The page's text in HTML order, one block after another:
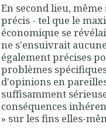
En second lieu,
précis - tel que le
économique se
ne s'ensuivrait
également précises
problèmes
d'opinions en
suffisamment
conséquences
» sur les fins elles-